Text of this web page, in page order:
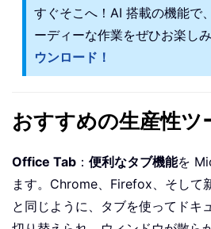
すぐそこへ！AI 搭載の機能で
ーディーな作業をぜひお楽し
ウンロード！
おすすめの生産性ツ
Office Tab ： 便利なタブ機能を
ます。Chrome、Firefox、そして
と同じように、タブを使ってドキ